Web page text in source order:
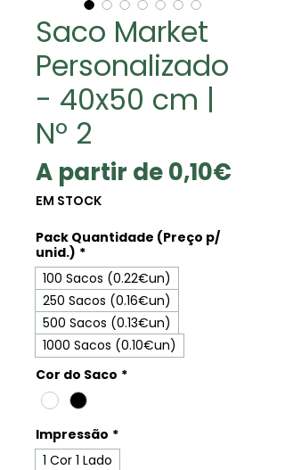
Saco Market
Personalizado
- 40x50 cm |
Nº 2
A partir de0,10€
EM STOCK
Pack Quantidade (Preço p/
unid.) *
100 Sacos (0.22€un)
250 Sacos (0.16€un)
500 Sacos (0.13€un)
1000 Sacos (0.10€un)
Cor do Saco *
Impressão *
1 Cor 1 Lado